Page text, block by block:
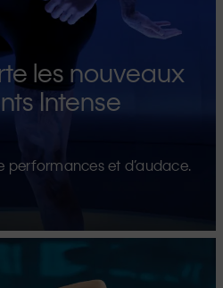
les nouveaux
Intense
performances et d’audace.